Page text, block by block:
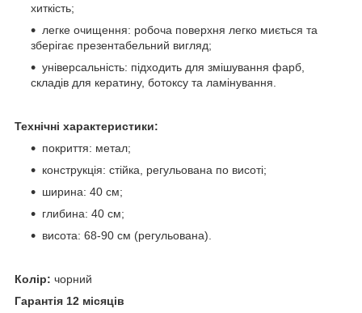
хиткість;
легке очищення: робоча поверхня легко миється та
зберігає презентабельний вигляд;
універсальність: підходить для змішування фарб,
складів для кератину, ботоксу та ламінування.
Технічні характеристики:
покриття: метал;
конструкція: стійка, регульована по висоті;
ширина: 40 см;
глибина: 40 см;
висота: 68-90 см (регульована).
Колір: чорний
Гарантія 12 місяців